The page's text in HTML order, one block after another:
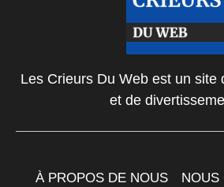
Les Crieurs Du Web est un site
et de
À PROPOS DE NOUS NOUS